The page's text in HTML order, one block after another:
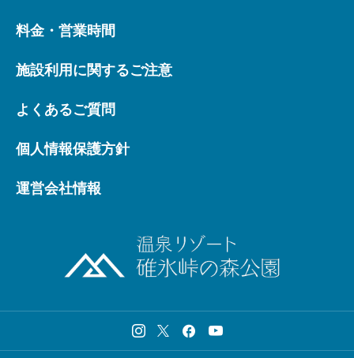
料金・営業時間
施設利用に関するご注意
よくあるご質問
個人情報保護方針
運営会社情報